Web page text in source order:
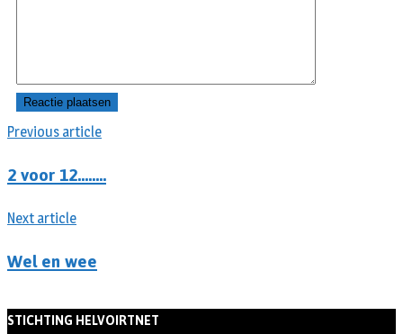
Previous article
2 voor 12……..
Next article
Wel en wee
STICHTING HELVOIRTNET